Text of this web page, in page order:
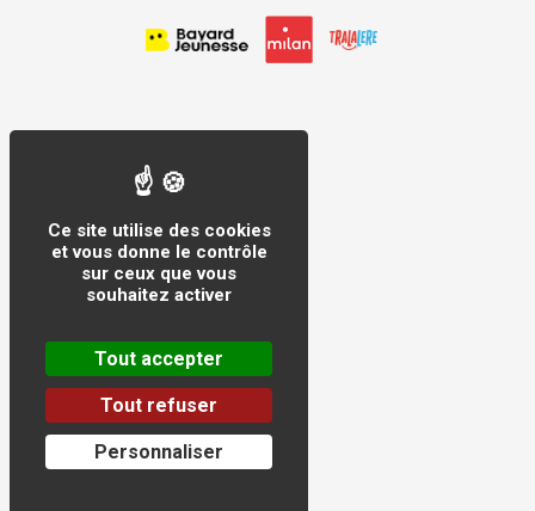
Ce site utilise des cookies
et vous donne le contrôle
sur ceux que vous
souhaitez activer
Tout accepter
Tout refuser
Personnaliser